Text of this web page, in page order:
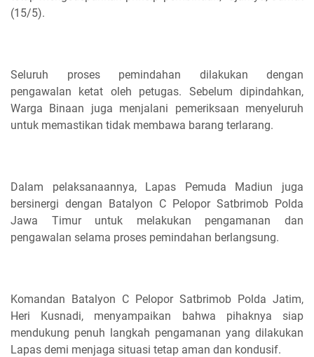
(15/5).
Seluruh proses pemindahan dilakukan dengan
pengawalan ketat oleh petugas. Sebelum dipindahkan,
Warga Binaan juga menjalani pemeriksaan menyeluruh
untuk memastikan tidak membawa barang terlarang.
Dalam pelaksanaannya, Lapas Pemuda Madiun juga
bersinergi dengan Batalyon C Pelopor Satbrimob Polda
Jawa Timur untuk melakukan pengamanan dan
pengawalan selama proses pemindahan berlangsung.
Komandan Batalyon C Pelopor Satbrimob Polda Jatim,
Heri Kusnadi, menyampaikan bahwa pihaknya siap
mendukung penuh langkah pengamanan yang dilakukan
Lapas demi menjaga situasi tetap aman dan kondusif.